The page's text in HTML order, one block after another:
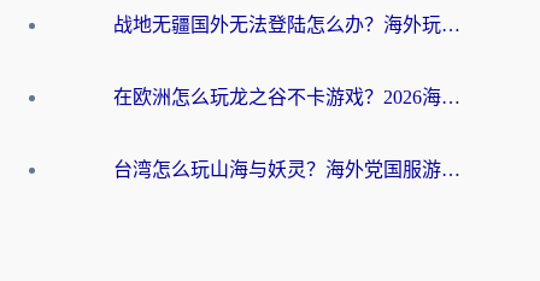
战地无疆国外无法登陆怎么办？海外玩家国服畅玩终极指南（附欧服魔兽EVE加速方案）
在欧洲怎么玩龙之谷不卡游戏？2026海外党国服游戏加速全攻略
台湾怎么玩山海与妖灵？海外党国服游戏加速全攻略，告别延迟卡顿